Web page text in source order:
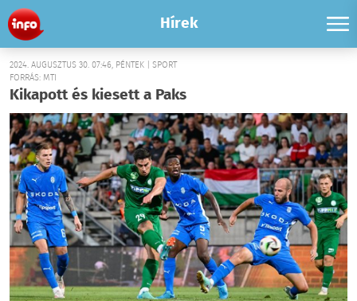
Hírek
2024. AUGUSZTUS 30. 07:46, PÉNTEK | SPORT
FORRÁS: MTI
Kikapott és kiesett a Paks